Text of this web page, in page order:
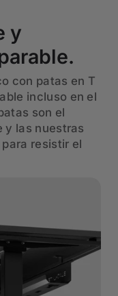
y
con patas en T
incluso en el
son el
y las nuestras
resistir el